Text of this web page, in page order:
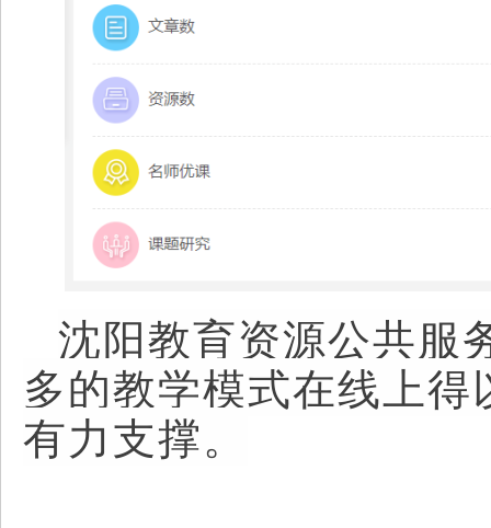
沈阳教育资源公共服
多的教学模式在线上
有力支撑。